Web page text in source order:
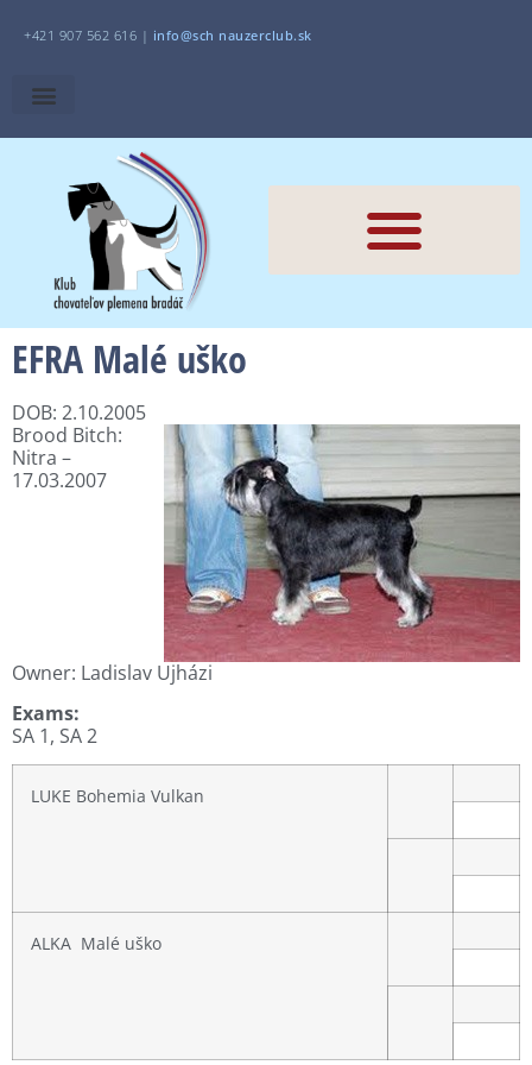
+421 907 562 616 | info@sch nauzerclub.sk
EFRA Malé uško
DOB: 2.10.2005
Brood Bitch:
Nitra –
17.03.2007
Owner: Ladislav Ujházi
Exams:
SA 1, SA 2
LUKE Bohemia Vulkan
ALKA Malé uško